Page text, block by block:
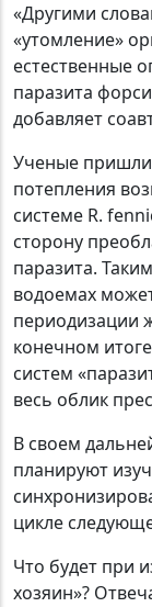
«Другими
«утомление»
естественные
паразита
добавляет
Ученые пришли
потепления
системе R.
сторону
паразита.
водоемах
периодизации
конечном
систем
весь облик
В своем
планируют
цикле
Что будет при
хозяин»?